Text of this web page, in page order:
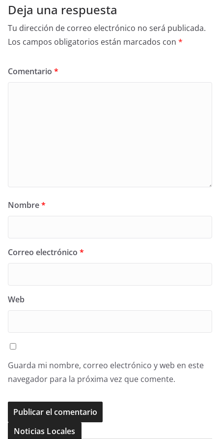
Deja una respuesta
Tu dirección de correo electrónico no será publicada.
Los campos obligatorios están marcados con *
Comentario *
Nombre*
Correo electrónico *
Web
Guarda mi nombre, correo electrónico y web en este
navegador para la próxima vez que comente.
Noticias Locales